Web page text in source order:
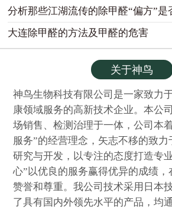
分析那些江湖流传的除甲醛“偏方”是
大连除甲醛的方法及甲醛的危害
关于神鸟
神鸟生物科技有限公司是一家致力
康领域服务的高新技术企业。本公
场销售、检测治理于一体，公司本
服务”的经营理念，矢志不移的致
研究与开发，以专注的态度打造专
心”以优良的服务赢得优异的成绩
赞誉和尊重。我公司技术采用日本
了具有国内外领先水平的产品，均